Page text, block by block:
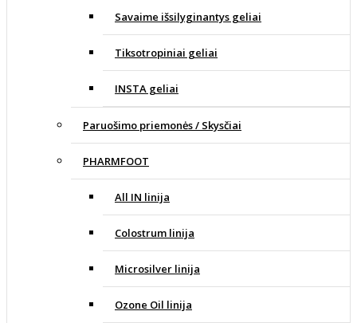
Savaime išsilyginantys geliai
Tiksotropiniai geliai
INSTA geliai
Paruošimo priemonės / Skysčiai
PHARMFOOT
All IN linija
Colostrum linija
Microsilver linija
Ozone Oil linija